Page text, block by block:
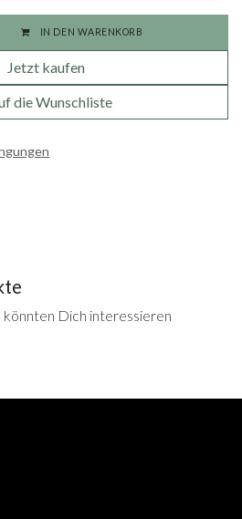
IN DEN WARENKORB
Jetzt kaufen
die Wunschliste
Dich interessieren